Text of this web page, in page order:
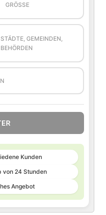
GRÖSSE
STÄDTE, GEMEINDEN,
BEHÖRDEN
Kunden
von 24 Stunden
Angebot